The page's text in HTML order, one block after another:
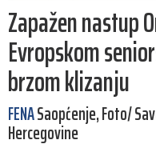
Zapažen nastup
Evropskom
brzom klizanju
FENASaopćenje, Foto/
Hercegovine